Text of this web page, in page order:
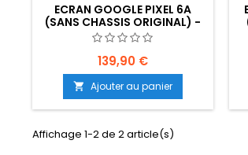
ECRAN GOOGLE PIXEL 6A
(SANS CHASSIS ORIGINAL) -
EMPLACEMENT:
139,90 €
 Ajouter au panier
Affichage 1-2 de 2 article(s)